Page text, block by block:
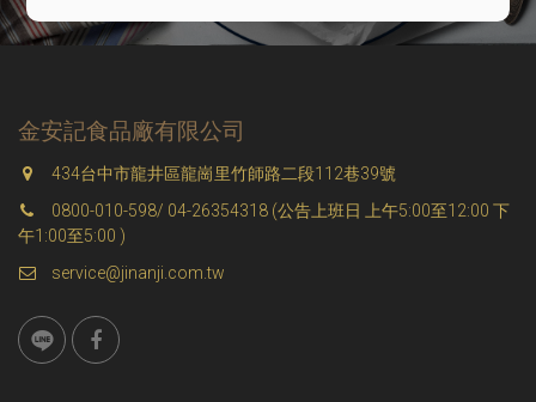
金安記食品廠有限公司
434台中市龍井區龍崗里竹師路二段112巷39號
0800-010-598/ 04-26354318 (公告上班日 上午5:00至12:00 下
午1:00至5:00 )
service@jinanji.com.tw